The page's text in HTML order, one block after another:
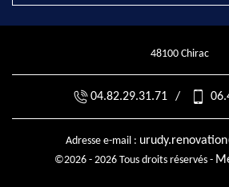
48100 Chirac
04.82.29.31.71 /
Adresse e-mail :
©2026 - 2026 Tous droits réservés -